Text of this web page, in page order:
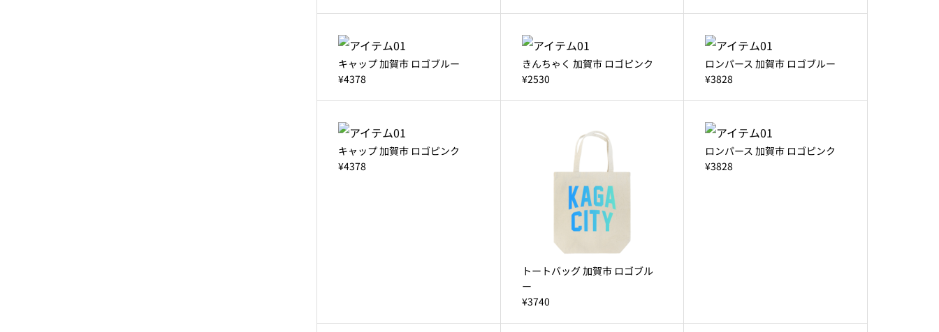
キャップ 加賀市 ロゴブルー
¥4378
きんちゃく 加賀市 ロゴピンク
¥2530
ロンパース 加賀市 ロゴブルー
¥3828
キャップ 加賀市 ロゴピンク
¥4378
トートバッグ 加賀市 ロゴブル
ー
¥3740
ロンパース 加賀市 ロゴピンク
¥3828